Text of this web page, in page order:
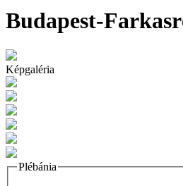
Budapest-
Képgaléria
Plébánia